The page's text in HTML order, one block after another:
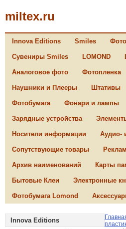
miltex.ru
Innova Editions Smiles
Сувениры Smiles LOMOND
Аналоговое фото Фотопленка
Наушники и Плееры Штативы
Фотобумага Фонари и лампы
Зарядные устройства
Носители информации Аудио-
Сопутствующие товары
Архив наименований Карты
Бытовые Клеи Электронные
Фотобумага Lomond
Innova Editions